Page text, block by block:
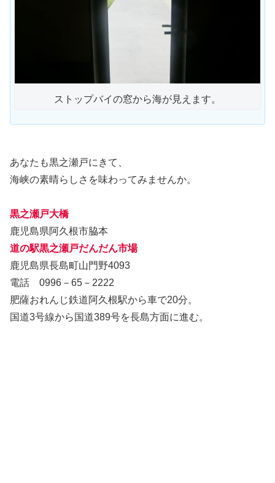
ストップバイの窓から海が見えます。
あなたも黒之瀬戸にきて、
海峡の素晴らしさを味わってみませんか。
黒之瀬戸大橋
鹿児島県阿久根市脇本
道の駅黒之瀬戸だんだん市場
鹿児島県長島町山門野4093
電話 0996－65－2222
肥薩おれんじ鉄道阿久根駅から車で20分。
国道3号線から国道389号を長島方面に進む。